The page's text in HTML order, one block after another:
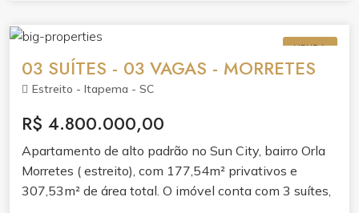
academia, salão de festas, espaço gourmet, sala de
jogos e brinquedoteca. Tudo para transformar sua
rotina em experiência.
VENDA
03 SUÍTES - 03 VAGAS - MORRETES
Estreito - Itapema - SC
R$ 4.800.000,00
Apartamento de alto padrão no Sun City, bairro Orla
Morretes ( estreito), com 177,54m² privativos e
307,53m² de área total. O imóvel conta com 3 suítes,